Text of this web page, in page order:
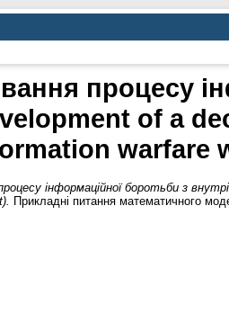
процесу
of a
warfare
інформаційної боротьби з
Прикладні питання математичного